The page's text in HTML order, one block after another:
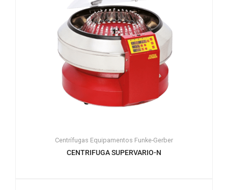
Centrífugas Equipamentos Funke-Gerber
CENTRIFUGA SUPERVARIO-N